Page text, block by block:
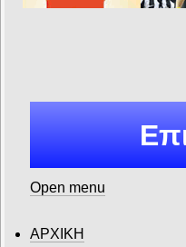
Open menu
ΑΡΧΙΚΗ